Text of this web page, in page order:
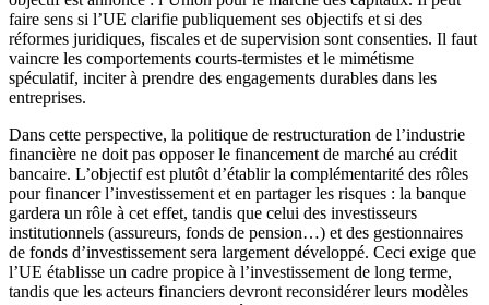
faire sens si l’UE clarifie publiquement ses objectifs et si des
réformes juridiques, fiscales et de supervision sont consenties. Il faut
vaincre les comportements courts-termistes et le mimétisme
spéculatif, inciter à prendre des engagements durables dans les
entreprises.
Dans cette perspective, la politique de restructuration de l’industrie
financière ne doit pas opposer le financement de marché au crédit
bancaire. L’objectif est plutôt d’établir la complémentarité des rôles
pour financer l’investissement et en partager les risques : la banque
gardera un rôle à cet effet, tandis que celui des investisseurs
institutionnels (assureurs, fonds de pension…) et des gestionnaires
de fonds d’investissement sera largement développé. Ceci exige que
l’UE établisse un cadre propice à l’investissement de long terme,
tandis que les acteurs financiers devront reconsidérer leurs modèles